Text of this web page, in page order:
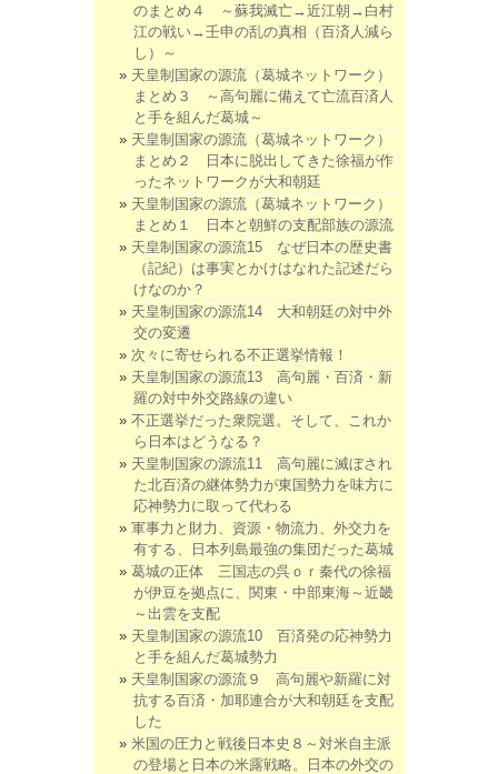
のまとめ４ ～蘇我滅亡→近江朝→白村
江の戦い→壬申の乱の真相（百済人減ら
し）～
天皇制国家の源流（葛城ネットワーク）
まとめ３ ～高句麗に備えて亡流百済人
と手を組んだ葛城～
天皇制国家の源流（葛城ネットワーク）
まとめ２ 日本に脱出してきた徐福が作
ったネットワークが大和朝廷
天皇制国家の源流（葛城ネットワーク）
まとめ１ 日本と朝鮮の支配部族の源流
天皇制国家の源流15 なぜ日本の歴史書
（記紀）は事実とかけはなれた記述だら
けなのか？
天皇制国家の源流14 大和朝廷の対中外
交の変遷
次々に寄せられる不正選挙情報！
天皇制国家の源流13 高句麗・百済・新
羅の対中外交路線の違い
不正選挙だった衆院選。そして、これか
ら日本はどうなる？
天皇制国家の源流11 高句麗に滅ぼされ
た北百済の継体勢力が東国勢力を味方に
応神勢力に取って代わる
軍事力と財力、資源・物流力、外交力を
有する、日本列島最強の集団だった葛城
葛城の正体 三国志の呉ｏｒ秦代の徐福
が伊豆を拠点に、関東・中部東海～近畿
～出雲を支配
天皇制国家の源流10 百済発の応神勢力
と手を組んだ葛城勢力
天皇制国家の源流９ 高句麗や新羅に対
抗する百済・加耶連合が大和朝廷を支配
した
米国の圧力と戦後日本史８～対米自主派
の登場と日本の米露戦略。日本の外交の